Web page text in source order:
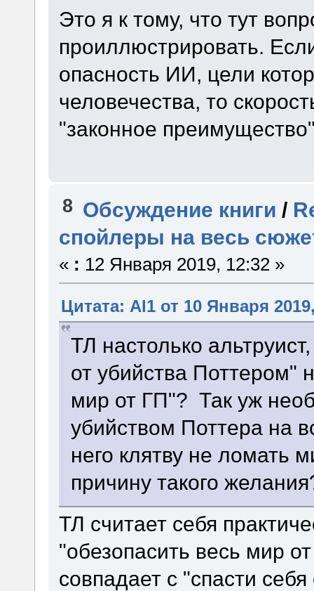
Это я к тому, что тут
проиллюстрировать.
опасность ИИ, цели
человечества, то
"законное
8 Обсуждение книги /
спойлеры на весь
« : 12 Января 2019, 12:32 »
Цитата: Al1 от 10 Января
ТЛ настолько
от убийства Поттером"
мир от ГП"? Так уж
убийством Поттера на
него клятву не ломать
причину такого
ТЛ считает себя
"обезопасить весь мир
совпадает с "спасти